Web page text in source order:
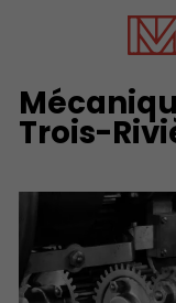
Trois-